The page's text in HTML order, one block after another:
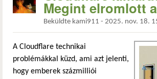
Megint elromlott
Beküldte kami911 - 2025. nov. 18.
A Cloudflare technikai
problémákkal küzd, ami azt jelenti,
hogy emberek százmilliói